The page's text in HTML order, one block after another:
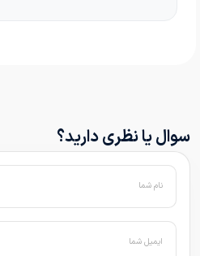
سوال یا نظری دارید؟
نام شما
ایمیل شما